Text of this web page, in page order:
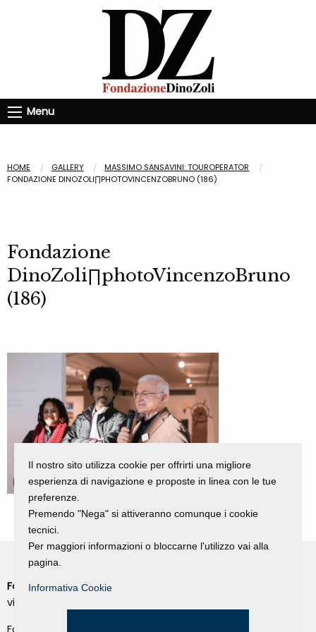
Menu
HOME GALLERY
MASSIMO SANSAVINI: TOUROPERATOR
FONDAZIONE DINOZOLI∏PHOTOVINCENZOBRUNO (186)
Fondazione
DinoZoli∏photoVincenzoBruno
(186)
Fondazione Dino Zoli
viale Bologna 288, Forlì
Fondo dot. euro 285.000 i.v.
Il nostro sito utilizza cookie per offrirti una migliore
esperienza di navigazione e proposte in linea con le tue
preferenze.
Premendo "Nega" si attiveranno comunque i cookie
tecnici.
Per maggiori informazioni o bloccarne l'utilizzo vai alla
pagina.
Informativa Cookie